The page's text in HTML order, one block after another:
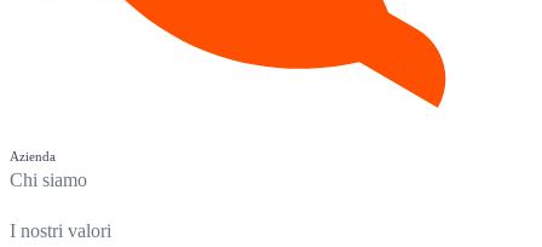
Azienda
Chi siamo
I nostri valori